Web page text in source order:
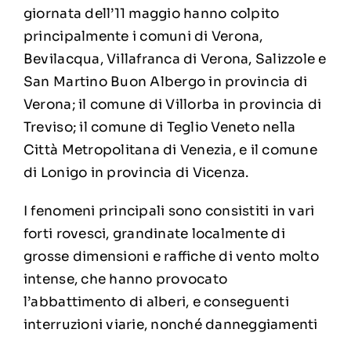
giornata dell’11 maggio hanno colpito
principalmente i comuni di Verona,
Bevilacqua, Villafranca di Verona, Salizzole e
San Martino Buon Albergo in provincia di
Verona; il comune di Villorba in provincia di
Treviso; il comune di Teglio Veneto nella
Città Metropolitana di Venezia, e il comune
di Lonigo in provincia di Vicenza.
I fenomeni principali sono consistiti in vari
forti rovesci, grandinate localmente di
grosse dimensioni e raffiche di vento molto
intense, che hanno provocato
l’abbattimento di alberi, e conseguenti
interruzioni viarie, nonché danneggiamenti